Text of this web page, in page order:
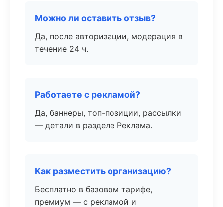
Можно ли оставить отзыв?
Да, после авторизации, модерация в
течение 24 ч.
Работаете с рекламой?
Да, баннеры, топ-позиции, рассылки
— детали в разделе Реклама.
Как разместить организацию?
Бесплатно в базовом тарифе,
премиум — с рекламой и